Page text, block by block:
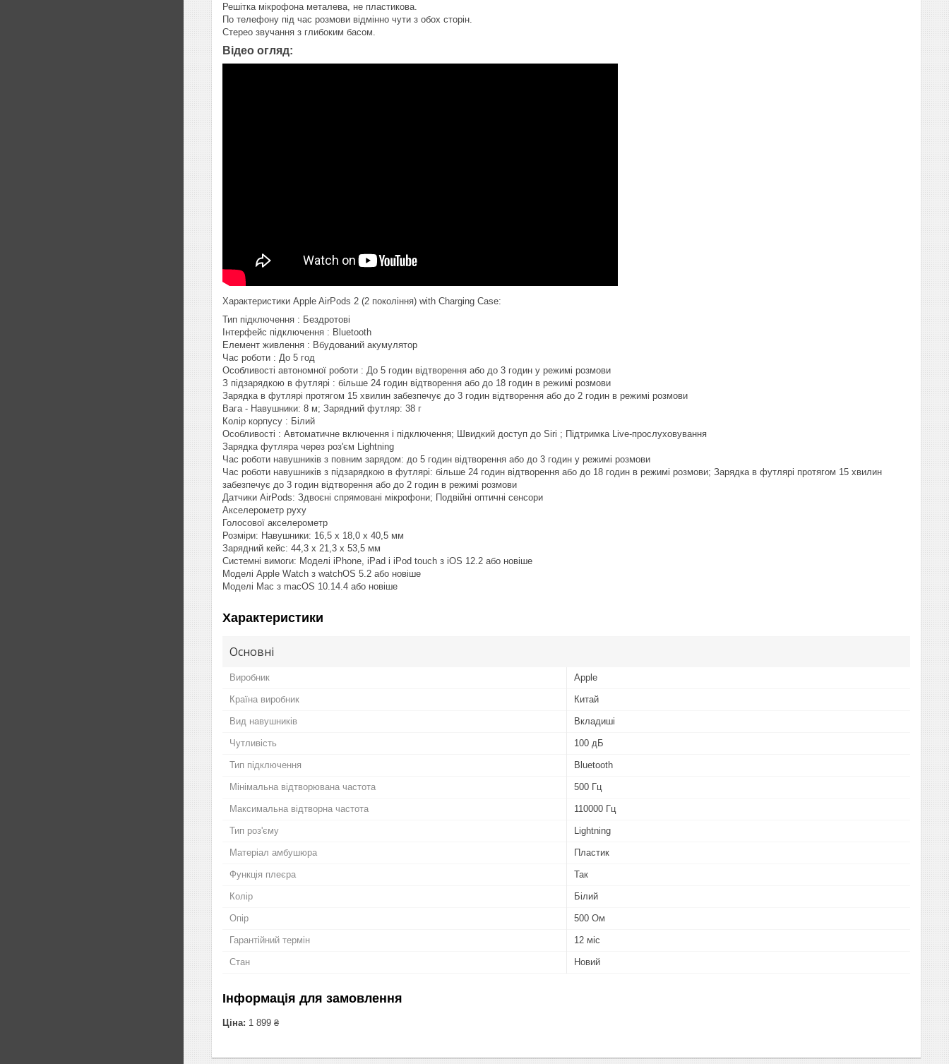
Решітка мікрофона металева, не пластикова.
По телефону під час розмови відмінно чути з обох сторін.
Стерео звучання з глибоким басом.
Відео огляд:
Характеристики Apple AirPods 2 (2 покоління) with Charging Case:
Тип підключення : Бездротові
Інтерфейс підключення : Bluetooth
Елемент живлення : Вбудований акумулятор
Час роботи : До 5 год
Особливості автономної роботи : До 5 годин відтворення або до 3 годин у режимі розмови
З підзарядкою в футлярі : більше 24 годин відтворення або до 18 годин в режимі розмови
Зарядка в футлярі протягом 15 хвилин забезпечує до 3 годин відтворення або до 2 годин в режимі розмови
Вага - Навушники: 8 м; Зарядний футляр: 38 г
Колір корпусу : Білий
Особливості : Автоматичне включення і підключення; Швидкий доступ до Siri ; Підтримка Live-прослуховування
Зарядка футляра через роз'єм Lightning
Час роботи навушників з повним зарядом: до 5 годин відтворення або до 3 годин у режимі розмови
Час роботи навушників з підзарядкою в футлярі: більше 24 годин відтворення або до 18 годин в режимі розмови; Зарядка в футлярі протягом 15 хвилин
забезпечує до 3 годин відтворення або до 2 годин в режимі розмови
Датчики AirPods: Здвоєні спрямовані мікрофони; Подвійні оптичні сенсори
Акселерометр руху
Голосової акселерометр
Розміри: Навушники: 16,5 x 18,0 x 40,5 мм
Зарядний кейс: 44,3 x 21,3 x 53,5 мм
Системні вимоги: Моделі iPhone, iPad і iPod touch з iOS 12.2 або новіше
Моделі Apple Watch з watchOS 5.2 або новіше
Моделі Mac з macOS 10.14.4 або новіше
Характеристики
Основні
Виробник Apple
Країна виробник Китай
Вид навушників Вкладиші
Чутливість 100 дБ
Тип підключення Bluetooth
Мінімальна відтворювана частота 500 Гц
Максимальна відтворна частота 110000 Гц
Тип роз'єму Lightning
Матеріал амбушюра Пластик
Функція плеєра Так
Колір Білий
Опір 500 Ом
Гарантійний термін 12 міс
Стан Новий
Інформація для замовлення
Ціна: 1 899 ₴